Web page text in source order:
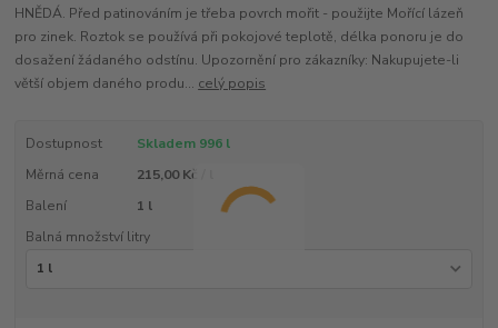
HNĚDÁ. Před patinováním je třeba povrch mořit - použijte Mořící lázeň
pro zinek. Roztok se používá při pokojové teplotě, délka ponoru je do
dosažení žádaného odstínu. Upozornění pro zákazníky: Nakupujete-li
větší objem daného produ... celý popis
Dostupnost
Skladem 996 l
Měrná cena
215,00 Kč / l
Balení
1 l
Balná množství litry